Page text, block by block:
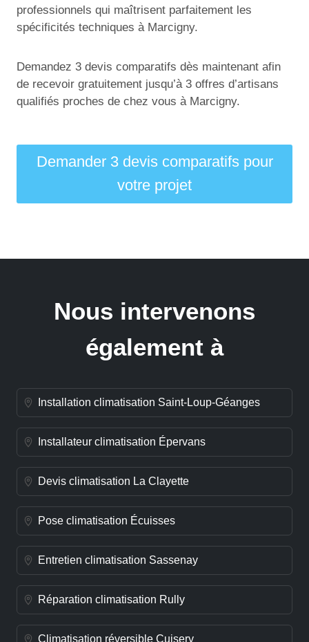
professionnels qui maîtrisent parfaitement les
spécificités techniques à Marcigny.
Demandez 3 devis comparatifs dès maintenant afin
de recevoir gratuitement jusqu’à 3 offres d’artisans
qualifiés proches de chez vous à Marcigny.
Demander 3 devis comparatifs pour
votre projet
Nous intervenons
également à
Installation climatisation Saint-Loup-Géanges
Installateur climatisation Épervans
Devis climatisation La Clayette
Pose climatisation Écuisses
Entretien climatisation Sassenay
Réparation climatisation Rully
Climatisation réversible Cuisery